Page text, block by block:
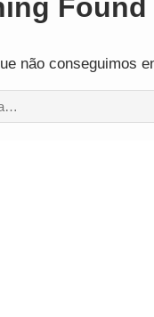
Found
não conseguimos